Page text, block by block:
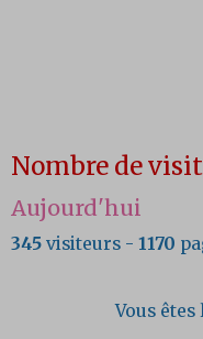
Nombre de
Aujourd'hui
345 visiteurs - 1170
Vous êtes